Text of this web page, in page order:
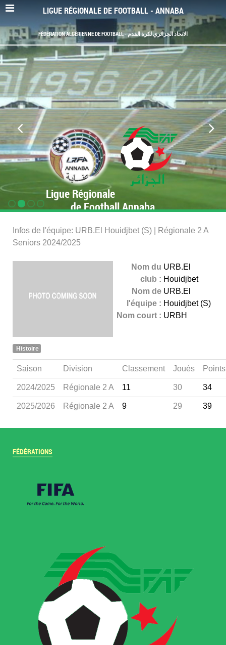
LIGUE RÉGIONALE DE FOOTBALL - ANNABA
FÉDÉRATION ALGÉRIENNE DE FOOTBALL - الاتحاد الجزائري لكرة القدم
Ligue Régionale
de Football Annaba
Infos de l'équipe: URB.El Houidjbet (S) | Régionale 2 A
Seniors 2024/2025
Nom du
club :
URB.El
Houidjbet
Nom de
l'équipe :
URB.El
Houidjbet (S)
Nom court : URBH
Histoire
Saison Division Classement Joués Points
2024/2025 Régionale 2 A 11 30 34
2025/2026 Régionale 2 A 9 29 39
FÉDÉRATIONS